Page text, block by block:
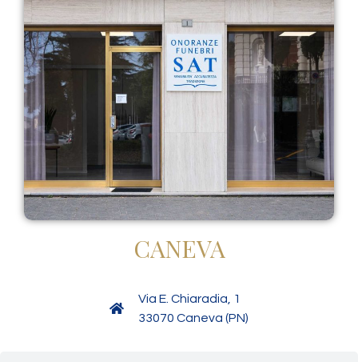
CANEVA
Via E. Chiaradia, 1
33070 Caneva (PN)